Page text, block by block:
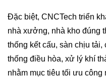
Đặc biệt, CNCTech triển
nhà xưởng, nhà kho đúng
thống kết cấu, sàn chịu
thống điều hòa, xử lý khí
nhằm mục tiêu tối ưu